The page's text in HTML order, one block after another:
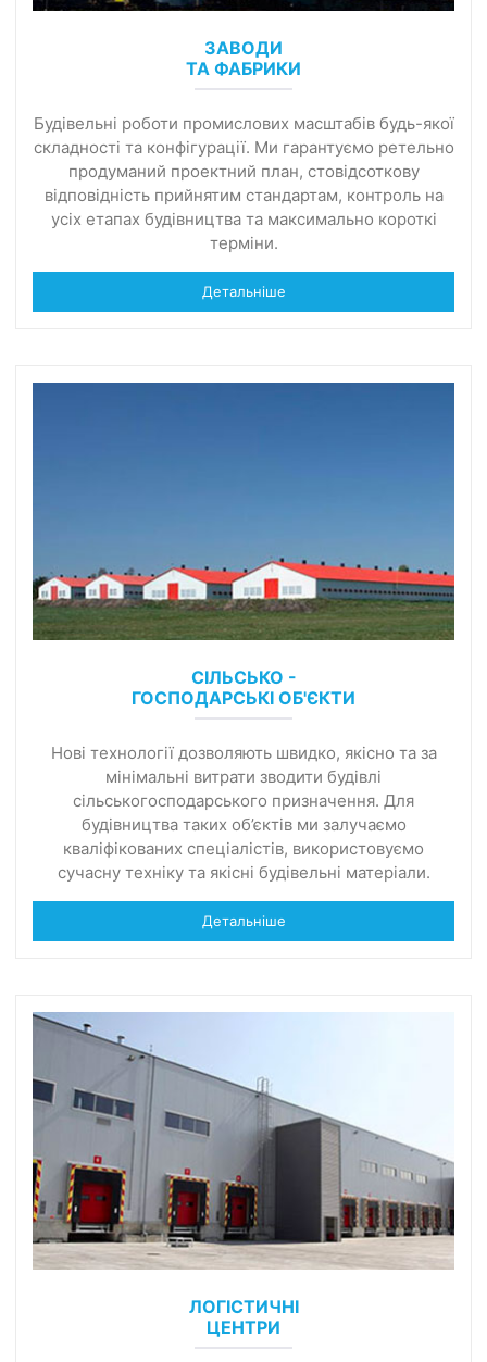
ЗАВОДИ
ТА ФАБРИКИ
Будівельні роботи промислових масштабів будь-якої
складності та конфігурації. Ми гарантуємо ретельно
продуманий проектний план, стовідсоткову
відповідність прийнятим стандартам, контроль на
усіх етапах будівництва та максимально короткі
терміни.
Детальніше
СІЛЬСЬКО -
ГОСПОДАРСЬКІ ОБ'ЄКТИ
Нові технології дозволяють швидко, якісно та за
мінімальні витрати зводити будівлі
сільськогосподарського призначення. Для
будівництва таких об’єктів ми залучаємо
кваліфікованих спеціалістів, використовуємо
сучасну техніку та якісні будівельні матеріали.
Детальніше
ЛОГІСТИЧНІ
ЦЕНТРИ